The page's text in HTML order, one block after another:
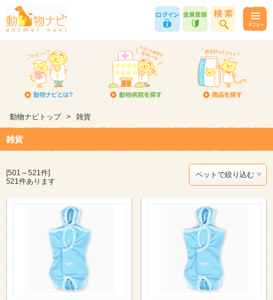
動物ナビトップ > 雑貨
雑貨
[501～521件]
521件あります
ペットで絞り込む